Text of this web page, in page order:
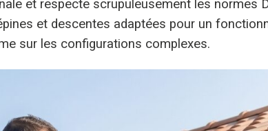
et respecte scrupuleusement les normes
et descentes adaptées pour un
sur les configurations complexes.